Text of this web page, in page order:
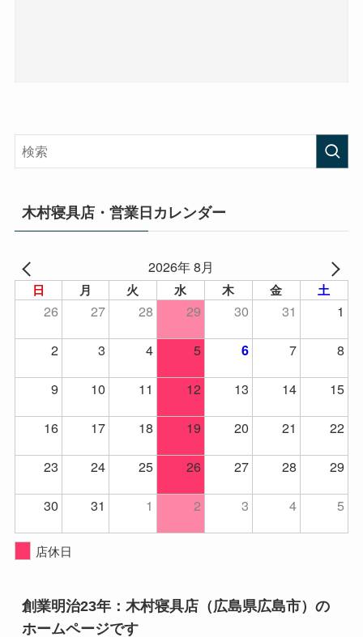
木村寝具店・営業日カレンダー
2026年 8月
日 月 火 水 木 金 土
26 27 28 29 30 31
1
2
3 4 5 6 7
8
9
10 11 12 13 14
15
16
17 18 19 20 21
22
23
24 25 26 27 28
29
30
31 1 2 3 4 5
店休日
創業明治23年：木村寝具店（広島県広島市）の
ホームページです